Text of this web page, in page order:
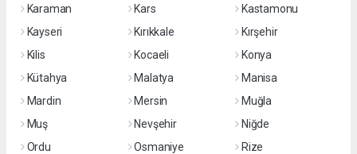
Karaman
Kars
Kastamonu
Kayseri
Kırıkkale
Kırşehir
Kilis
Kocaeli
Konya
Kütahya
Malatya
Manisa
Mardin
Mersin
Muğla
Muş
Nevşehir
Niğde
Ordu
Osmaniye
Rize